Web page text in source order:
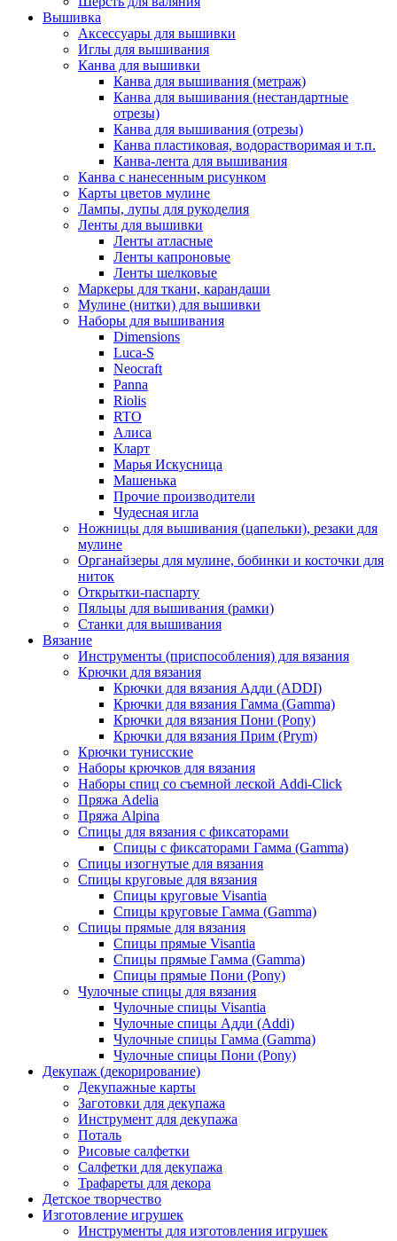
Вышивка
Аксессуары для вышивки
Иглы для вышивания
Канва для вышивки
Канва для вышивания (метраж)
Канва для вышивания (нестандартные
отрезы)
Канва для вышивания (отрезы)
Канва пластиковая, водорастворимая и т.п.
Канва-лента для вышивания
Канва с нанесенным рисунком
Карты цветов мулине
Лампы, лупы для рукоделия
Ленты для вышивки
Ленты атласные
Ленты капроновые
Ленты шелковые
Маркеры для ткани, карандаши
Мулине (нитки) для вышивки
Наборы для вышивания
Dimensions
Luca-S
Neocraft
Panna
Riolis
RTO
Алиса
Кларт
Марья Искусница
Машенька
Прочие производители
Чудесная игла
Ножницы для вышивания (цапельки), резаки для
мулине
Органайзеры для мулине, бобинки и косточки для
ниток
Открытки-паспарту
Пяльцы для вышивания (рамки)
Станки для вышивания
Вязание
Инструменты (приспособления) для вязания
Крючки для вязания
Крючки для вязания Адди (ADDI)
Крючки для вязания Гамма (Gamma)
Крючки для вязания Пони (Pony)
Крючки для вязания Прим (Prym)
Крючки тунисские
Наборы крючков для вязания
Наборы спиц со съемной леской Addi-Click
Пряжа Adelia
Пряжа Alpina
Спицы для вязания с фиксаторами
Спицы с фиксаторами Гамма (Gamma)
Спицы изогнутые для вязания
Спицы круговые для вязания
Спицы круговые Visantia
Спицы круговые Гамма (Gamma)
Спицы прямые для вязания
Спицы прямые Visantia
Спицы прямые Гамма (Gamma)
Спицы прямые Пони (Pony)
Чулочные спицы для вязания
Чулочные спицы Visantia
Чулочные спицы Адди (Addi)
Чулочные спицы Гамма (Gamma)
Чулочные спицы Пони (Pony)
Декупаж (декорирование)
Декупажные карты
Заготовки для декупажа
Инструмент для декупажа
Поталь
Рисовые салфетки
Салфетки для декупажа
Трафареты для декора
Детское творчество
Изготовление игрушек
Инструменты для изготовления игрушек